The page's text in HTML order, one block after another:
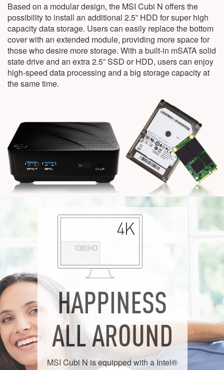
Based on a modular design, the MSI Cubi N offers the
possibility to install an additional 2.5” HDD for super high
capacity data storage. Users can easily replace the bottom
cover with an extended module, providing more space for
those who desire more storage. With a built-in mSATA solid
state drive and an extra 2.5” SSD or HDD, users can enjoy
high-speed data processing and a big storage capacity at
the same time.
HAPPINESS
ALL AROUND
MSI Cubi N is equipped with a Intel®